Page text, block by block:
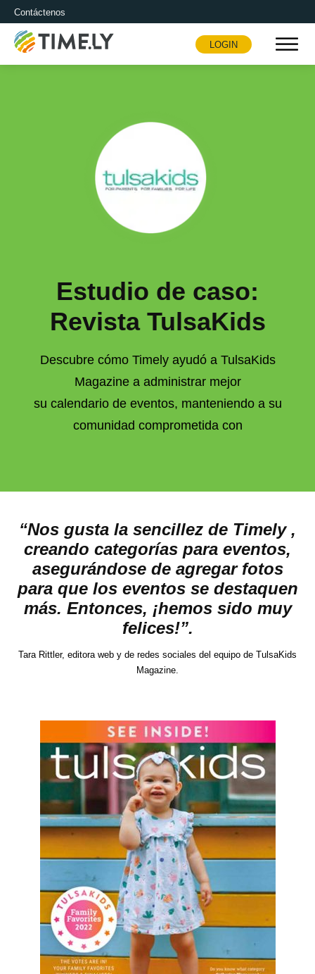
Contáctenos
Timely
LOGIN
Estudio de caso:
Revista TulsaKids
Descubre cómo Timely ayudó a TulsaKids
Magazine a administrar mejor
su calendario de eventos, manteniendo a su
comunidad comprometida con
“Nos gusta la sencillez de Timely ,
creando categorías para eventos,
asegurándose de agregar fotos
para que los eventos se destaquen
más. Entonces, ¡hemos sido muy
felices!”.
Tara Rittler, editora web y de redes sociales del equipo de TulsaKids
Magazine.